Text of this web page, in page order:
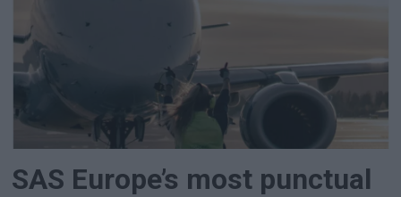
SAS Europe’s most punctual